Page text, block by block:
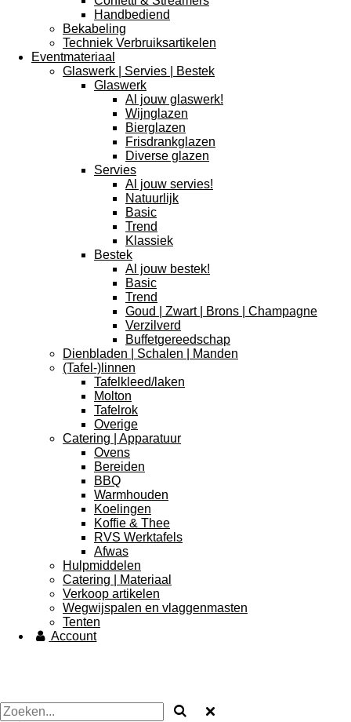
Handbediend
Bekabeling
Techniek Verbruiksartikelen
Eventmateriaal
Glaswerk | Servies | Bestek
Glaswerk
Al jouw glaswerk!
Wijnglazen
Bierglazen
Frisdrankglazen
Diverse glazen
Servies
Al jouw servies!
Natuurlijk
Basic
Trend
Klassiek
Bestek
Al jouw bestek!
Basic
Trend
Goud | Zwart | Brons | Champagne
Verzilverd
Buffetgereedschap
Dienbladen | Schalen | Manden
(Tafel-)linnen
Tafelkleed/laken
Molton
Tafelrok
Overige
Catering | Apparatuur
Ovens
Bereiden
BBQ
Warmhouden
Koelingen
Koffie & Thee
RVS Werktafels
Afwas
Hulpmiddelen
Catering | Materiaal
Verkoop artikelen
Wegwijspalen en vlaggenmasten
Tenten
Account